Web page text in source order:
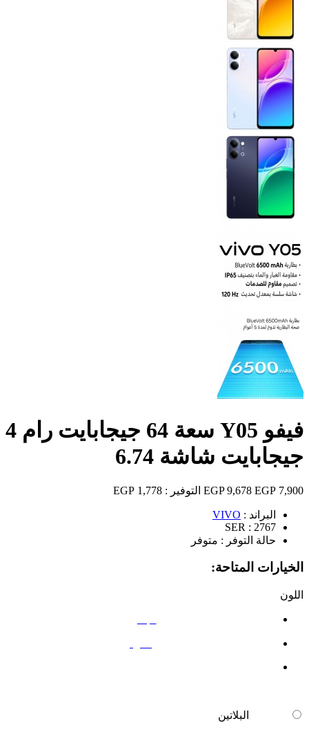
فيفو Y05 سعة 64 جيجابايت رام 4
جيجابايت شاشة 6.74
7,900 EGP
9,678 EGP التوفير : 1,778 EGP
البراند : VIVO
SER : 2767
حالة التوفر : متوفر
الخيارات المتاحة:
اللون
البلاتين